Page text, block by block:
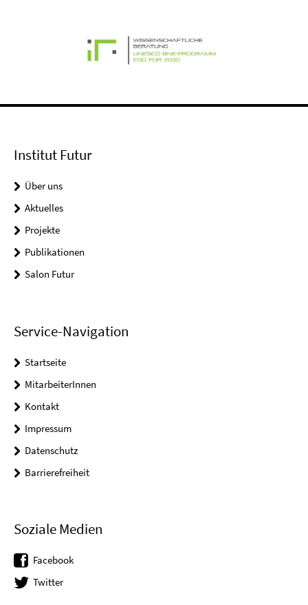
Institut Futur
Über uns
Aktuelles
Projekte
Publikationen
Salon Futur
Service-Navigation
Startseite
MitarbeiterInnen
Kontakt
Impressum
Datenschutz
Barrierefreiheit
Soziale Medien
Facebook
Twitter